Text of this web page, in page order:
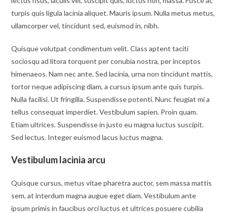
turpis quis ligula lacinia aliquet. Mauris ipsum. Nulla metus metus,
ullamcorper vel, tincidunt sed, euismod in, nibh.
Quisque volutpat condimentum velit. Class aptent taciti
sociosqu ad litora torquent per conubia nostra, per inceptos
himenaeos. Nam nec ante. Sed lacinia, urna non tincidunt mattis,
tortor neque adipiscing diam, a cursus ipsum ante quis turpis.
Nulla facilisi. Ut fringilla. Suspendisse potenti. Nunc feugiat mi a
tellus consequat imperdiet. Vestibulum sapien. Proin quam.
Etiam ultrices. Suspendisse in justo eu magna luctus suscipit.
Sed lectus. Integer euismod lacus luctus magna.
Vestibulum lacinia arcu
Quisque cursus, metus vitae pharetra auctor, sem massa mattis
sem, at interdum magna augue eget diam. Vestibulum ante
ipsum primis in faucibus orci luctus et ultrices posuere cubilia